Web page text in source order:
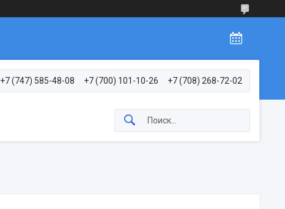
+7 (747) 585-48-08 +7 (700) 101-10-26 +7 (708) 268-72-02